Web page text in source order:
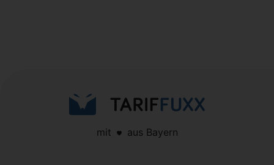
mit aus Bayern